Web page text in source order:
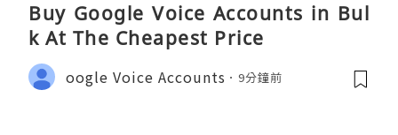
Buy Google Voice Accounts in Bul
k At The Cheapest Price
oogle Voice Accounts 9分鐘前